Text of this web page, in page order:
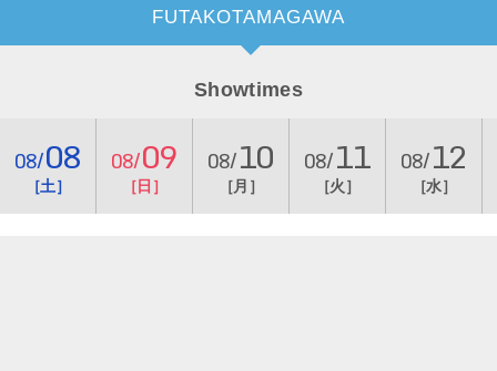
FUTAKOTAMAGAWA
Showtimes
08/08
［土］
08/09
［日］
08/10
［月］
08/11
［火］
08/12
［水］